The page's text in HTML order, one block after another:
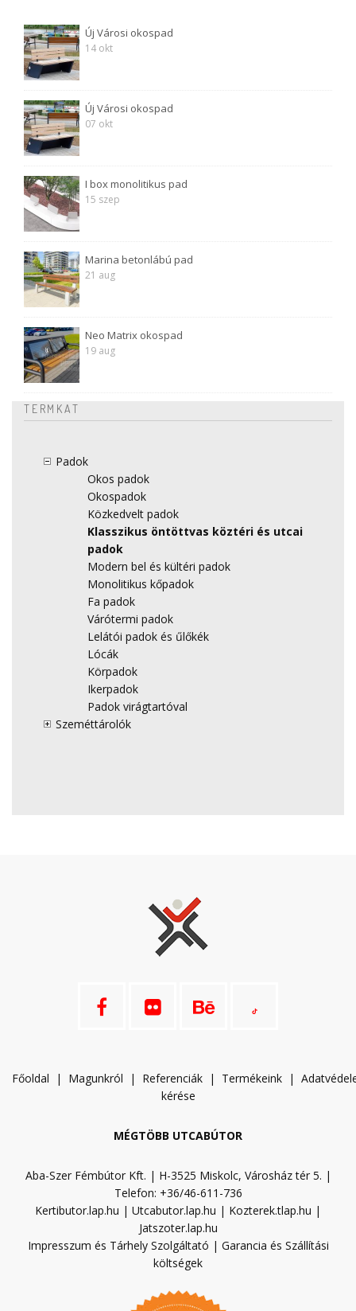
Új Városi okospad
14 okt
Új Városi okospad
07 okt
I box monolitikus pad
15 szep
Marina betonlábú pad
21 aug
Neo Matrix okospad
19 aug
TERMKAT
Padok
Okos padok
Okospadok
Közkedvelt padok
Klasszikus öntöttvas köztéri és utcai
padok
Modern bel és kültéri padok
Monolitikus kőpadok
Fa padok
Várótermi padok
Lelátói padok és űlőkék
Lócák
Körpadok
Ikerpadok
Padok virágtartóval
Szeméttárolók
Főoldal | Magunkról | Referenciák | Termékeink | A
kérése
MÉGTÖBB UTCABÚTOR
Aba-Szer Fémbútor Kft. | H-3525 Miskolc, Városház tér 5. |
Telefon: +36/46-611-736
Kertibutor.lap.hu | Utcabutor.lap.hu | Kozterek.tlap.hu |
Jatszoter.lap.hu
Impresszum és Tárhely Szolgáltató | Garancia és Szállítási
költségek